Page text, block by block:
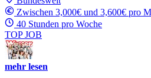
Zwischen 3,000€ und 3,600€ pro
40 Stunden pro Woche
TOP JOB
mehr lesen